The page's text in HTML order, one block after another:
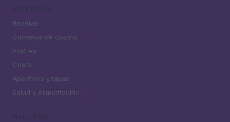
Recetas
Consejos de cocina
Postres
Chefs
Aperitivos y tapas
Salud y Alimentación